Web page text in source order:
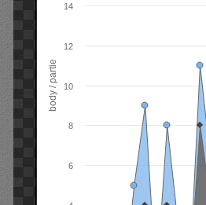
body / partie
6
8
10
12
14